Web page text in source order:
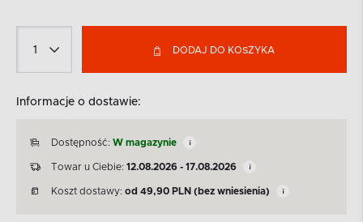
DODAJ DO KOSZYKA
Informacje o dostawie:
Dostępność: W magazynie
Towar u Ciebie: 12.08.2026 - 17.08.2026
Koszt dostawy: od 49,90 PLN (bez wniesienia)